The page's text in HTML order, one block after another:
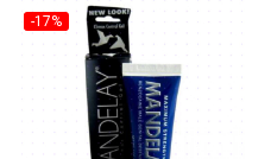
-17%